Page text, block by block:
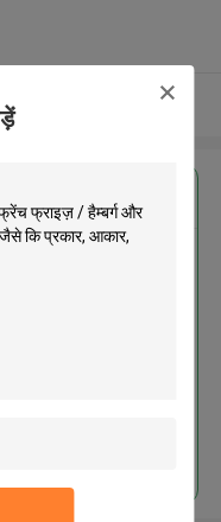
करें
और पॉपकॉर्न चिकन
लें